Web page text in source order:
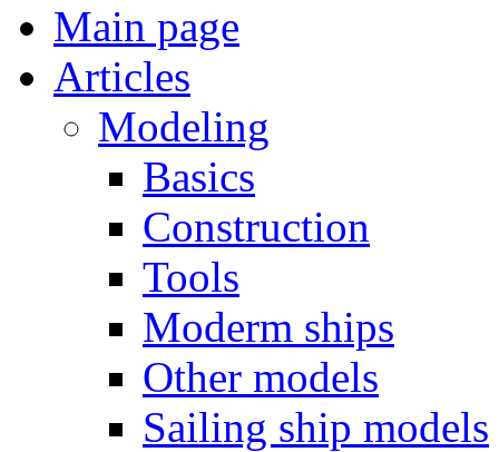
Main page
Articles
Modeling
Basics
Construction
Tools
Moderm ships
Other models
Sailing ship models